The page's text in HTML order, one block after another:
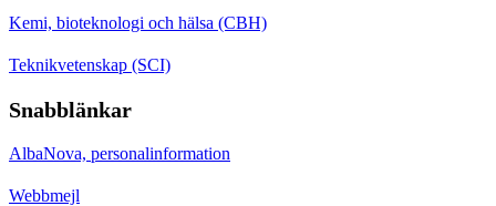
Kemi, bioteknologi och hälsa (CBH)
Teknikvetenskap (SCI)
Snabblänkar
AlbaNova, personalinformation
Webbmejl